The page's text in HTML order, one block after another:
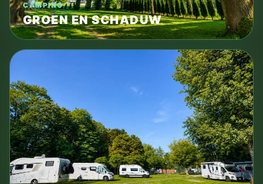
CAMPING
GROEN EN SCHADUW